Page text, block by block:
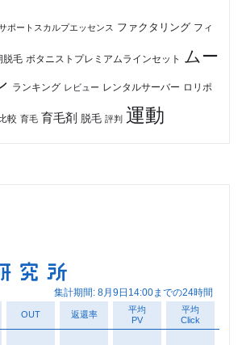
ポートスカルプエッセンス ファクタリング フィ
脱毛 ボタニストプレミアムラインセット ムー
ランキング レビュー レンタルサーバー ロリポ
較 育毛 育毛剤 脱毛 評判 運動